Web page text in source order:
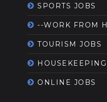
SPORTS JOBS
--WORK FROM
TOURISM JOBS
ONLINE JOBS